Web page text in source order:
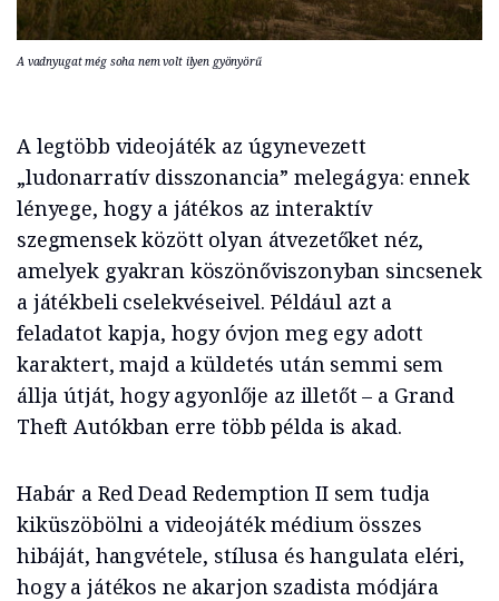
A vadnyugat még soha nem volt ilyen gyönyörű
A legtöbb videojáték az úgynevezett
„ludonarratív disszonancia” melegágya: ennek
lényege, hogy a játékos az interaktív
szegmensek között olyan átvezetőket néz,
amelyek gyakran köszönőviszonyban sincsenek
a játékbeli cselekvéseivel. Például azt a
feladatot kapja, hogy óvjon meg egy adott
karaktert, majd a küldetés után semmi sem
állja útját, hogy agyonlője az illetőt – a Grand
Theft Autókban erre több példa is akad.
Habár a Red Dead Redemption II sem tudja
kiküszöbölni a videojáték médium összes
hibáját, hangvétele, stílusa és hangulata eléri,
hogy a játékos ne akarjon szadista módjára